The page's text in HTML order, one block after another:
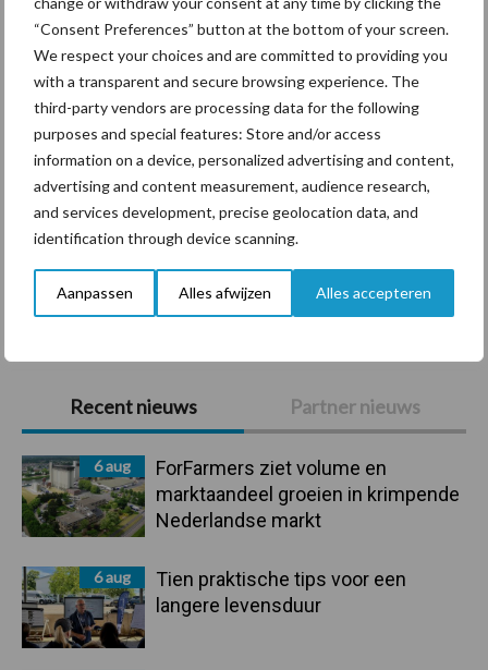
“Consent Preferences” button at the bottom of your screen.
We respect your choices and are committed to providing you
with a transparent and secure browsing experience. The
third-party vendors are processing data for the following
purposes and special features: Store and/or access
information on a device, personalized advertising and content,
advertising and content measurement, audience research,
and services development, precise geolocation data, and
identification through device scanning.
Aanpassen Alles afwijzen Alles accepteren
Primaire
Sidebar
Recent nieuws Partner nieuws
6 aug
ForFarmers ziet volume en
marktaandeel groeien in krimpende
Nederlandse markt
6 aug
Tien praktische tips voor een
langere levensduur
Diergezondheid Bemesting Fokkerij
Beregening Bijproducten
Toon meer